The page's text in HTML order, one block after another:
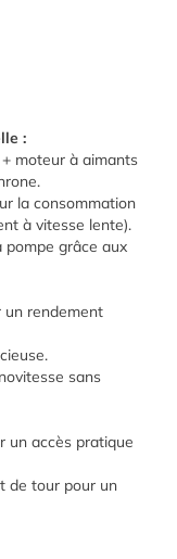
:
moteur à aimants
la consommation
à vitesse lente).
grâce aux
un rendement
sans
un accès pratique
de tour pour un